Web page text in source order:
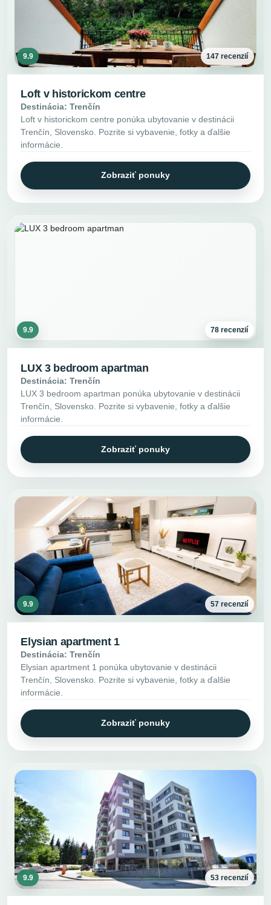
9.9 147 recenzií
Loft v historickom centre
Destinácia: Trenčín
Loft v historickom centre ponúka ubytovanie v destinácii
Trenčín, Slovensko. Pozrite si vybavenie, fotky a ďalšie
informácie.
Zobraziť ponuky
9.9 78 recenzií
LUX 3 bedroom apartman
Destinácia: Trenčín
LUX 3 bedroom apartman ponúka ubytovanie v destinácii
Trenčín, Slovensko. Pozrite si vybavenie, fotky a ďalšie
informácie.
Zobraziť ponuky
9.9 57 recenzií
Elysian apartment 1
Destinácia: Trenčín
Elysian apartment 1 ponúka ubytovanie v destinácii
Trenčín, Slovensko. Pozrite si vybavenie, fotky a ďalšie
informácie.
Zobraziť ponuky
9.9 53 recenzií